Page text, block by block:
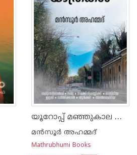
യൂറോപ്പ് മഞ്ഞുകാല യാത്രകൾ
മൻസൂർ അഹമ്മദ്
Mathrubhumi Books